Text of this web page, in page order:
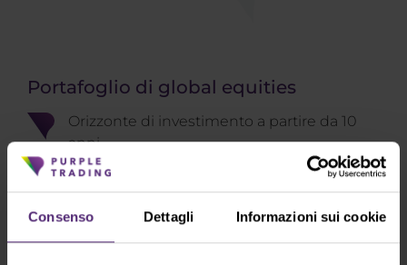
Consenso Dettagli Informazioni sui cookie
Portafoglio di global equities
Orizzonte di investimento a partire da 10
anni
Molto volatile in caso di crisi economiche
​Composizione: 45% in joint stock USA, 40%